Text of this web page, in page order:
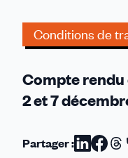
Conditions de
Compte rendu
2 et 7
Partager :